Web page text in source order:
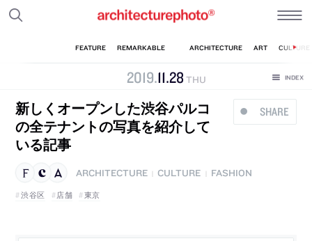
2019.11.28 THU
SHARE
新しくオープンした渋谷パルコ
の全テナントの写真を紹介して
いる記事
ARCHITECTURE CULTURE
FASHION
渋谷区
店舗 東京